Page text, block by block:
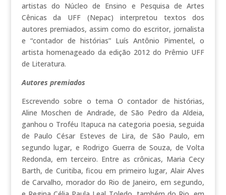
artistas do Núcleo de Ensino e Pesquisa de Artes
Cênicas da UFF (Nepac) interpretou textos dos
autores premiados, assim como do escritor, jornalista
e “contador de histórias” Luís Antônio Pimentel, o
artista homenageado da edição 2012 do Prêmio UFF
de Literatura.
Autores premiados
Escrevendo sobre o tema O contador de histórias,
Aline Moschen de Andrade, de São Pedro da Aldeia,
ganhou o Troféu Itapuca na categoria poesia, seguida
de Paulo César Esteves de Lira, de São Paulo, em
segundo lugar, e Rodrigo Guerra de Souza, de Volta
Redonda, em terceiro. Entre as crônicas, Maria Cecy
Barth, de Curitiba, ficou em primeiro lugar, Alair Alves
de Carvalho, morador do Rio de Janeiro, em segundo,